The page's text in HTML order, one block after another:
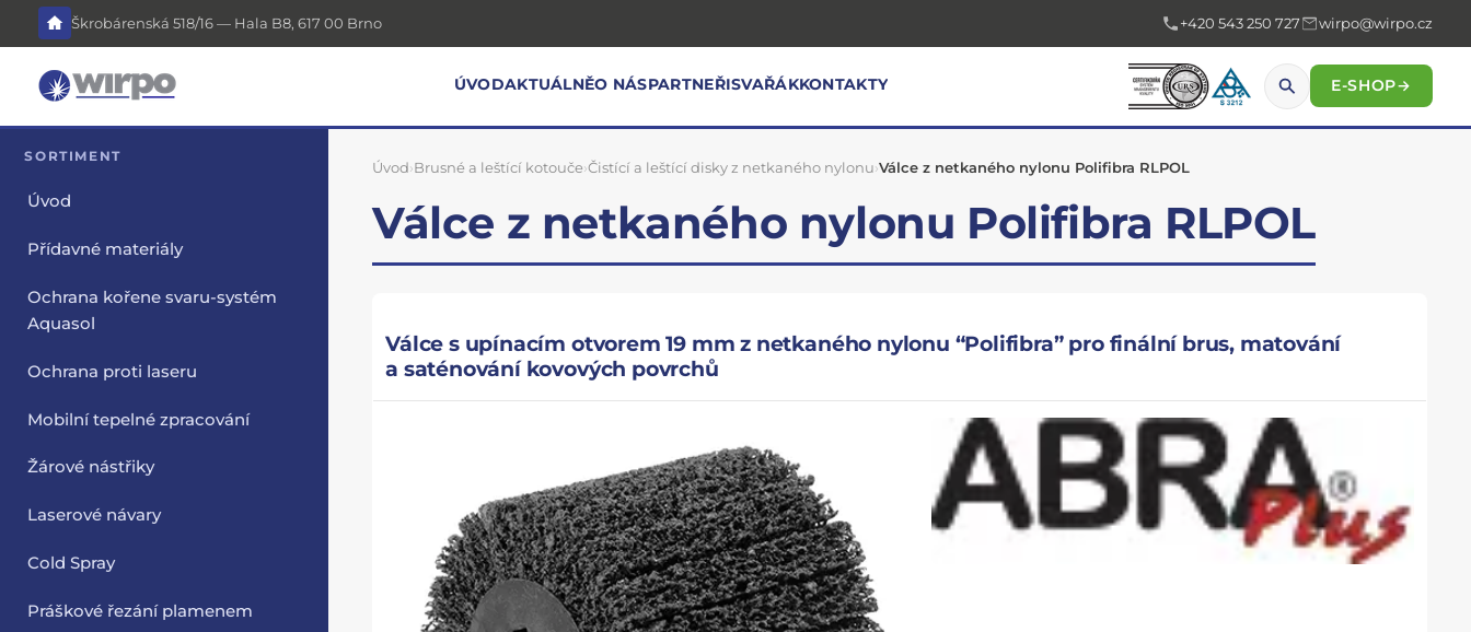
Škrobárenská 518/16 — Hala B8, 617 00 Brno +420 543 250 727 wirpo@wirpo.cz
ÚVODAKTUÁLNĚO NÁSPARTNEŘISVAŘÁKKONTAKTY E-SHOP→
SORTIMENT
Úvod
Přídavné materiály
Ochrana kořene svaru-systém
Aquasol
Ochrana proti laseru
Mobilní tepelné zpracování
Žárové nástřiky
Laserové návary
Cold Spray
Práškové řezání plamenem
Úvod›Brusné a leštící kotouče›Čistící a leštící disky z netkaného nylonu›Válce z netkaného nylonu Polifibra RLPOL
Válce z netkaného nylonu Polifibra RLPOL
Válce s upínacím otvorem 19 mm z netkaného nylonu “Polifibra” pro finální brus, matování
a saténování kovových povrchů